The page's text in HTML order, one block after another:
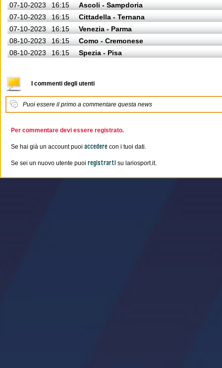
07-10-2023
16:15
Ascoli - Sampdoria
07-10-2023
16:15
Cittadella - Ternana
07-10-2023
16:15
Venezia - Parma
08-10-2023
16:15
Como - Cremonese
08-10-2023
16:15 Spezia - Pisa
I commenti degli utenti
Puoi essere il primo a commentare questa news
Per commentare devi essere registrato.
Se hai già un account puoi accedere con i tuoi dati.
Se sei un nuovo utente puoi registrarti su lariosport.it.